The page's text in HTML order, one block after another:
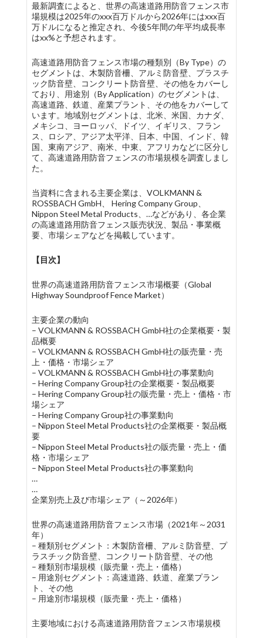
最新調査によると、世界の高速道路用防音フェンス市
場規模は2025年のxxx百万ドルから2026年にはxxx百
万ドルになると推定され、今後5年間の年平均成長率
はxx%と予想されます。
高速道路用防音フェンス市場の種類別（By Type）の
セグメントは、木製防音柵、アルミ防音壁、プラスチ
ック防音壁、コンクリート防音壁、その他をカバーし
ており、用途別（By Application）のセグメントは、
高速道路、鉄道、産業プラント、その他をカバーして
います。地域別セグメントは、北米、米国、カナダ、
メキシコ、ヨーロッパ、ドイツ、イギリス、フラン
ス、ロシア、アジア太平洋、日本、中国、インド、韓
国、東南アジア、南米、中東、アフリカなどに区分し
て、高速道路用防音フェンスの市場規模を調査しまし
た。
当資料に含まれる主要企業は、VOLKMANN &
ROSSBACH GmbH、 Hering Company Group、
Nippon Steel Metal Products、…などがあり、各企業
の高速道路用防音フェンス販売状況、製品・事業概
要、市場シェアなどを掲載しています。
【目次】
世界の高速道路用防音フェンス市場概要（Global
Highway Soundproof Fence Market）
主要企業の動向
– VOLKMANN & ROSSBACH GmbH社の企業概要・製
品概要
– VOLKMANN & ROSSBACH GmbH社の販売量・売
上・価格・市場シェア
– VOLKMANN & ROSSBACH GmbH社の事業動向
– Hering Company Group社の企業概要・製品概要
– Hering Company Group社の販売量・売上・価格・市
場シェア
– Hering Company Group社の事業動向
– Nippon Steel Metal Products社の企業概要・製品概
要
– Nippon Steel Metal Products社の販売量・売上・価
格・市場シェア
– Nippon Steel Metal Products社の事業動向
…
…
企業別売上及び市場シェア（～2026年）
世界の高速道路用防音フェンス市場（2021年～2031
年）
– 種類別セグメント：木製防音柵、アルミ防音壁、プ
ラスチック防音壁、コンクリート防音壁、その他
– 種類別市場規模（販売量・売上・価格）
– 用途別セグメント：高速道路、鉄道、産業プラン
ト、その他
– 用途別市場規模（販売量・売上・価格）
主要地域における高速道路用防音フェンス市場規模